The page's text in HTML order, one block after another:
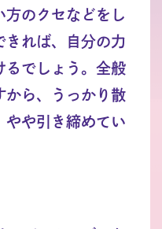
方のクセなどをし
きれば、自分の力
るでしょう。全般
から、うっかり散
やや引き締めてい